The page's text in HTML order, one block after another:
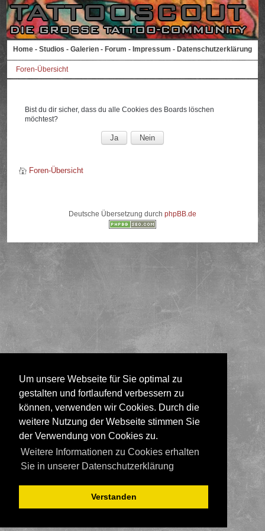
Um unsere Webseite für Sie optimal zu
gestalten und fortlaufend verbessern zu
können, verwenden wir Cookies. Durch die
weitere Nutzung der Webseite stimmen Sie
der Verwendung von Cookies zu.
Weitere Informationen zu Cookies erhalten
Sie in unserer Datenschutzerklärung
Verstanden
Home - Studios - Galerien - Forum - Impressum - Datenschutzerklärung
Foren-Übersicht
Bist du dir sicher, dass du alle Cookies des Boards löschen
möchtest?
Foren-Übersicht
Deutsche Übersetzung durch phpBB.de